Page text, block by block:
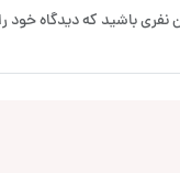
باشید که دیدگاه خود